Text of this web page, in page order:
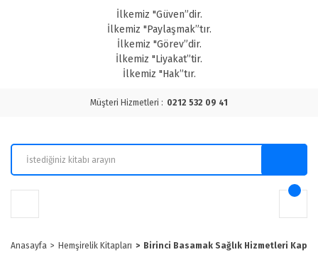
İlkemiz "Güven”dir.
İlkemiz "Paylaşmak”tır.
İlkemiz "Görev”dir.
İlkemiz "Liyakat”tir.
İlkemiz "Hak”tır.
Müşteri Hizmetleri : 0212 532 09 41
Anasayfa Hemşirelik Kitapları Birinci Basamak Sağlık Hizmetleri